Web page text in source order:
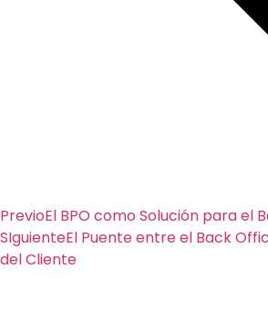
PrevioEl BPO como Solución para el
SIguienteEl Puente entre el Back
del Cliente